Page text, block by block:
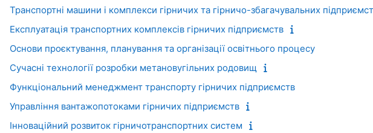
Транспортні машини і комплекси гірничих та гірничо-збагачувальних
Експлуатація транспортних комплексів гірничих підприємств
Основи проєктування, планування та організації освітнього процесу
Сучасні технології розробки метановугільних родовищ
Функціональний менеджмент транспорту гірничих підприємств
Управління вантажопотоками гірничих підприємств
Інноваційний розвиток гірничотранспортних систем